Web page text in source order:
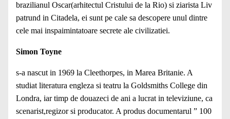
brazilianul Oscar(arhitectul Cristului de la Rio) si ziarista Liv
patrund in Citadela, ei sunt pe cale sa descopere unul dintre
cele mai inspaimintatoare secrete ale civilizatiei.
Simon Toyne
s-a nascut in 1969 la Cleethorpes, in Marea Britanie. A
studiat literatura engleza si teatru la Goldsmiths College din
Londra, iar timp de douazeci de ani a lucrat in televiziune, ca
scenarist,regizor si producator. A produs documentarul ” 100